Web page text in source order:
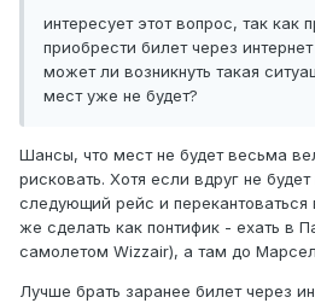
интересует этот вопрос, так как
приобрести билет через
может ли возникнуть такая
мест уже не будет?
Шансы, что мест не будет весьма
рисковать. Хотя если вдруг не
следующий рейс и перекантоваться
же сделать как понтифик - ехать в
самолетом Wizzair), а там до
Лучше брать заранее билет через